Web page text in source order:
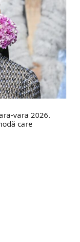
vara 2026.
care